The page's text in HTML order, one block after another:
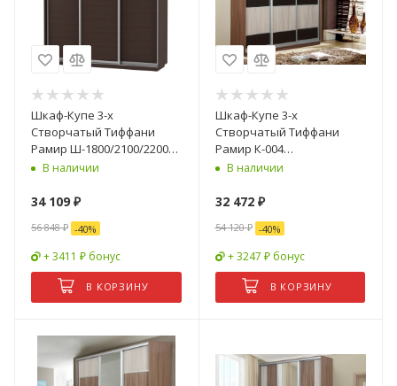
Шкаф-Купе 3-х
Створчатый Тиффани
Рамир Ш-1800/2100/2200
мм/Разные Цвета и
В наличии
34 109 ₽
56 848₽ -40%
+ 3411 ₽ бонус
В КОРЗИНУ
Шкаф-Купе 3-х
Створчатый Тиффани
Рамир К-004
Ш-1800/2100/2200 мм/
В наличии
32 472₽
54 120₽ -40%
+ 3247 ₽ бонус
В КОРЗИНУ